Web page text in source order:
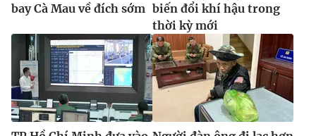
bay Cà Mau về đích sớm biến đổi khí hậu trong
thời kỳ mới